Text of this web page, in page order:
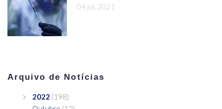
04 jul, 2021
Arquivo de Notícias
2022 (198)